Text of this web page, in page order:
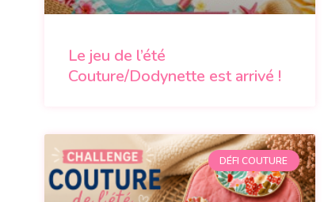
Le jeu de l’été
Couture/Dodynette est arrivé !
DÉFI COUTURE